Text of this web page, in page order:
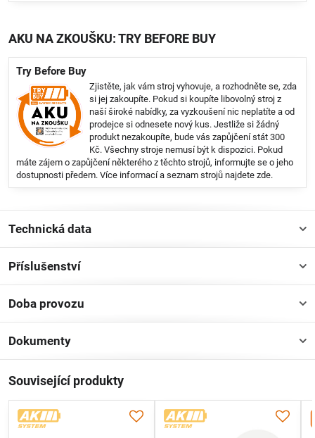
AKU NA ZKOUŠKU: TRY BEFORE BUY
Try Before Buy
Zjistěte, jak vám stroj vyhovuje, a rozhodněte se, zda
si jej zakoupíte. Pokud si koupíte libovolný stroj z
naší široké nabídky, za vyzkoušení nic neplatíte a od
prodejce si odnesete nový kus. Jestliže si žádný
produkt nezakoupíte, bude vás zapůjčení stát 300
Kč. Všechny stroje nemusí být k dispozici. Pokud
máte zájem o zapůjčení některého z těchto strojů, informujte se o jeho
dostupnosti předem. Více informací a seznam strojů najdete zde.
Technická data
Příslušenství
Doba provozu
Dokumenty
Související produkty